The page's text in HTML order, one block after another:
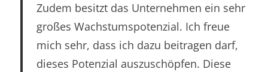
Zudem besitzt das Unternehmen ein sehr
großes Wachstumspotenzial. Ich freue
mich sehr, dass ich dazu beitragen darf,
dieses Potenzial auszuschöpfen. Diese